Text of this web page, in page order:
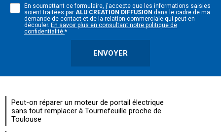
En soumettant ce formulaire, j'accepte que les informations saisies
soient traitées par ALU CREATION DIFFUSION dans le cadre de ma
demande de contact et de la relation commerciale qui peut en
découler. En savoir plus en consultant notre politique de
confidentialité. *
Peut-on réparer un moteur de portail électrique
sans tout remplacer à Tournefeuille proche de
Toulouse